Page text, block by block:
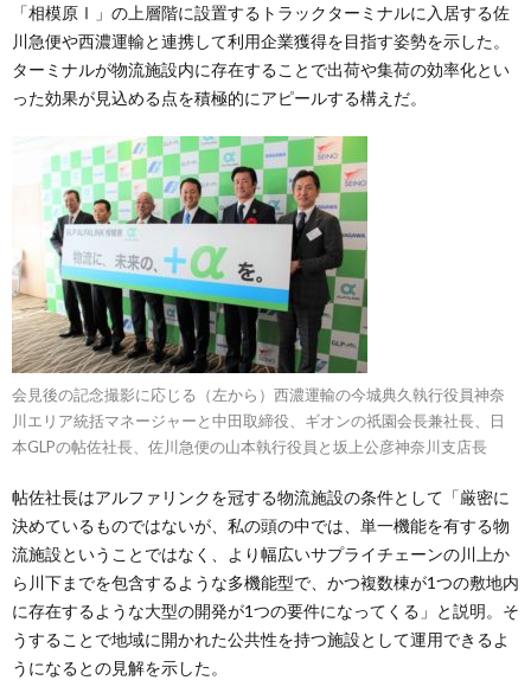
「相模原Ⅰ」の上層階に設置するトラックターミナルに入居する佐
川急便や西濃運輸と連携して利用企業獲得を目指す姿勢を示した。
ターミナルが物流施設内に存在することで出荷や集荷の効率化とい
った効果が見込める点を積極的にアピールする構えだ。
会見後の記念撮影に応じる（左から）西濃運輸の今城典久執行役員神奈
川エリア統括マネージャーと中田取締役、ギオンの祇園会長兼社長、日
本GLPの帖佐社長、佐川急便の山本執行役員と坂上公彦神奈川支店長
帖佐社長はアルファリンクを冠する物流施設の条件として「厳密に
決めているものではないが、私の頭の中では、単一機能を有する物
流施設ということではなく、より幅広いサプライチェーンの川上か
ら川下までを包含するような多機能型で、かつ複数棟が1つの敷地内
に存在するような大型の開発が1つの要件になってくる」と説明。そ
うすることで地域に開かれた公共性を持つ施設として運用できるよ
うになるとの見解を示した。